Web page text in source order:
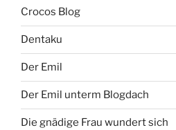
Crocos Blog
Dentaku
Der Emil
Der Emil unterm Blogdach
Die gnädige Frau wundert sich